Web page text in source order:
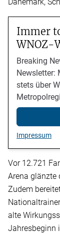
Immer
WNOZ-
Breaking
Newsletter:
stets über
Impressum
Vor 12.721
Arena glänzte
Zudem
alte
Jahresbeginn